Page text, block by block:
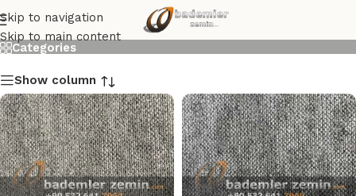
Skip to navigation
Skip to main content
Marble Karo Halı
Categories
Show column